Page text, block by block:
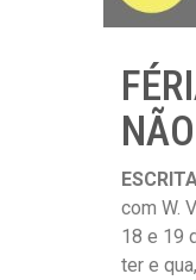
com W.
18 e 19
ter e